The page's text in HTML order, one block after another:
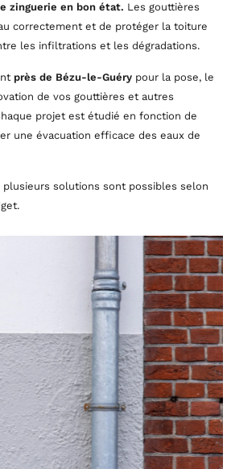
zinguerie en bon état. Les gouttières
correctement et de protéger la toiture
les infiltrations et les dégradations.
près de Bézu-le-Guéry pour la pose, le
de vos gouttières et autres
projet est étudié en fonction de
une évacuation efficace des eaux de
plusieurs solutions sont possibles selon